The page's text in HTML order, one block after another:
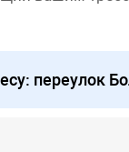
переулок